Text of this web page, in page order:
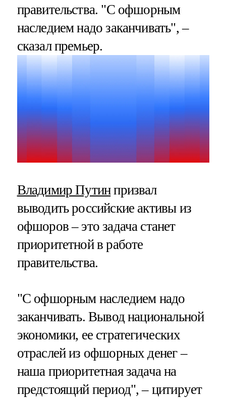
правительства. "С офшорным
наследием надо заканчивать", –
сказал премьер.
Владимир Путинпризвал
выводить российские активы из
офшоров – это задача станет
приоритетной в работе
правительства.
"С офшорным наследием надо
заканчивать. Вывод национальной
экономики, ее стратегических
отраслей из офшорных денег –
наша приоритетная задача на
предстоящий период", – цитирует